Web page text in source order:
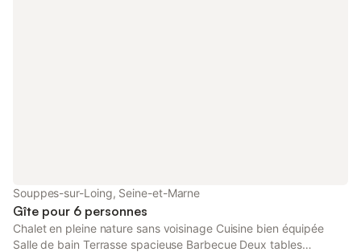
Souppes-sur-Loing, Seine-et-Marne
Gîte pour 6 personnes
Chalet en pleine nature sans voisinage Cuisine bien équipée
Salle de bain Terrasse spacieuse Barbecue Deux tables